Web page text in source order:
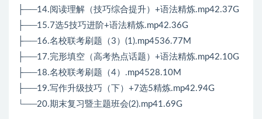
├──14.阅读理解（技巧综合提升）+语法精炼.mp42.37G
├──15.7选5技巧进阶+语法精炼.mp42.36G
├──16.名校联考刷题（3）(1).mp4536.77M
├──17.完形填空（高考热点话题）+语法精炼.mp42.10G
├──18.名校联考刷题（4）.mp4528.10M
├──19.写作升级技巧（下）+7选5精炼.mp42.94G
└──20.期末复习暨主题班会(2).mp41.69G